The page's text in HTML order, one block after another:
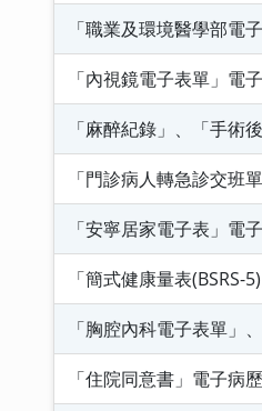
「職業及環境醫學部電
「內視鏡電子表單」電
「麻醉紀錄」、「手術
「門診病人轉急診交班
「安寧居家電子表」電
「簡式健康量表
「胸腔內科電子表單」
「住院同意書」電子病歷